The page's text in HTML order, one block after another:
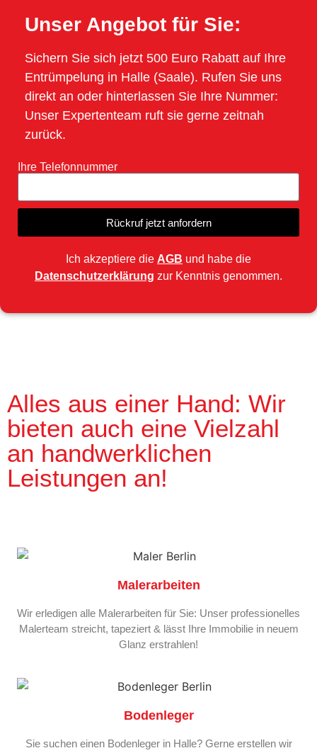
Unser Angebot für Sie:
Sichern Sie sich jetzt 500 Euro Rabatt auf Ihre
Entrümpelung in Halle (Saale). Rufen Sie uns
direkt an oder hinterlassen Sie Ihre Nummer:
Unser Expertenteam ruft sie gerne zeitnah
zurück.
Ihre Telefonnummer
Rückruf jetzt anfordern
Ich akzeptiere die AGB und habe die
Datenschutzerklärung zur Kenntnis genommen.
Alles aus einer Hand: Wir
bieten auch eine Vielzahl
an handwerklichen
Leistungen an!
Malerarbeiten
Wir erledigen alle Malerarbeiten für Sie: Unser professionelles
Malerteam streicht, tapeziert & lässt Ihre Immobilie in neuem
Glanz erstrahlen!
Bodenleger
Sie suchen einen Bodenleger in Halle? Gerne erstellen wir